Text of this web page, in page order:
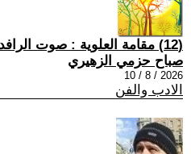
(12) مقامة العلوية : صوت الرافدين الحر .
صباح حزمي الزهيري
2026 / 8 / 10
الادب والفن